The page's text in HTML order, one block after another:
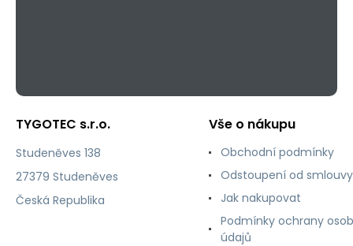
TYGOTEC s.r.o.
Studeněves 138
27379 Studeněves
Česká Republika
Vše o nákupu
Obchodní podmínky
Odstoupení od smlouvy
Jak nakupovat
Podmínky ochrany
údajů